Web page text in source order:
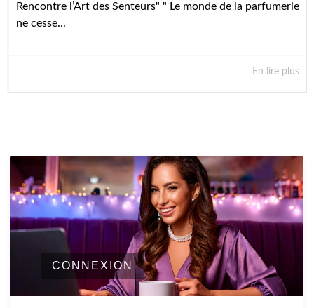
Rencontre l’Art des Senteurs" " Le monde de la parfumerie
ne cesse...
En lire plus
CONNEXION